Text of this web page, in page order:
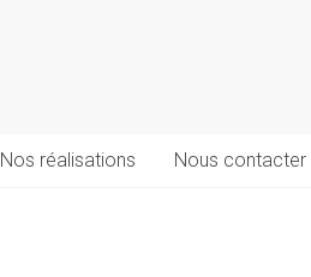
Nos réalisations Nous contacter